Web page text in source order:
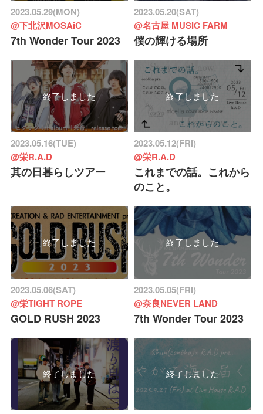
2023.05.29(MON)
@下北沢MOSAiC
7th Wonder Tour 2023
2023.05.20(SAT)
@名古屋 MUSIC FARM
僕の輝ける場所
終了しました
2023.05.16(TUE)
@栄R.A.D
其の日暮らしツアー
終了しました
2023.05.12(FRI)
@栄R.A.D
これまでの話。これから
のこと。
終了しました
2023.05.06(SAT)
@栄TIGHT ROPE
GOLD RUSH 2023
終了しました
2023.05.05(FRI)
@奈良NEVER LAND
7th Wonder Tour 2023
終了しました 終了しました